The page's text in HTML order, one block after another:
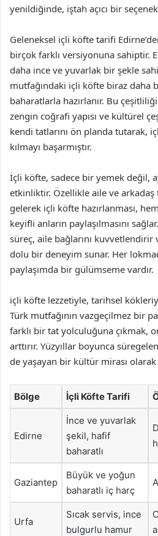
yenildiğinde, iştah açıcı bir
Geleneksel içli köfte tarifi
birçok farklı versiyonuna sahiptir.
daha ince ve yuvarlak bir şekle
mutfağındaki içli köfte biraz daha
baharatlarla hazırlanır. Bu
zengin coğrafi yapısı ve kültürel
kendi tatlarını ön planda tutarak,
kılmayı başarmıştır.
İçli köfte, sadece bir yemek değil,
etkinliktir. Özellikle aile ve arkadaş
gelerek içli köfte hazırlanması,
keyifli anların paylaşılmasını
süreç, aile bağlarını kuvvetlendirir
dolu bir deneyim sunar. Her
paylaşımda bir gülümseme vardır.
içli köfte lezzetiyle, tarihsel
Türk mutfağının vazgeçilmez bir
farklı bir tat yolculuğuna çıkmak,
arttırır. Yüzyıllar boyunca
de yaşayan bir kültür mirası
Bölge İçli Köfte Tarifi
Edirne
İnce ve yuvarlak
şekil, hafif
baharatlı
Gaziantep
Büyük ve yoğun
baharatlı iç harç
Urfa
Sıcak servis, ince
bulgurlu hamur